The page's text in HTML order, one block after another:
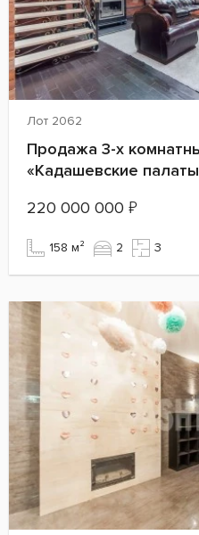
Лот 2062
Продажа 3-х
«Кадашевские
220 000 000 ₽
158 м² 2 3